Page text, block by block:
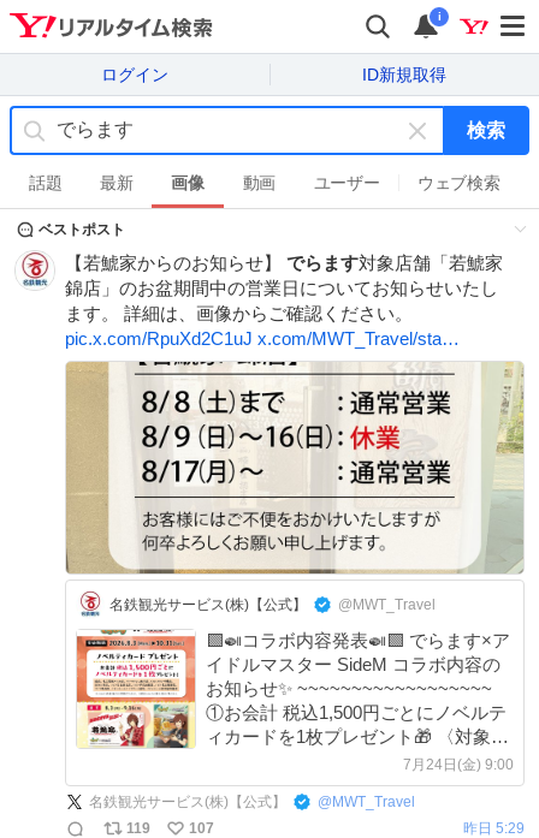
i
ログイン ID新規取得
キ
ー
ワ
ド
を
す
検索
話題 最新 画像 動画 ユーザー ウェブ検索
ベストポスト
【若鯱家からのお知らせ】 でらます対象店舗「若鯱家
錦店」のお盆期間中の営業日についてお知らせいたし
ます。 詳細は、画像からご確認ください。
pic.x.com/RpuXd2C1uJ x.com/MWT_Travel/sta…
名鉄観光サービス(株)【公式】 @MWT_Travel
🟩🍛コラボ内容発表🍛🟩 でらます×ア
イドルマスター SideM コラボ内容の
お知らせ✨ ~~~~~~~~~~~~~~~~~~
①お会計 税込1,500円ごとにノベルテ
ィカードを1枚プレゼント🎁 〈対象店
舗〉 錦店、名古屋駅エスカ店、パレ
マルシェ池下店、 イオンタウン千種
店、
7月24日(金) 9:00
名鉄観光サービス(株)【公式】 @ MWT_Travel
119
107 昨日 5:29